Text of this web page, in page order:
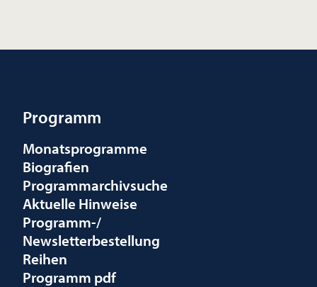
Programm
Monatsprogramme
Biografien
Programmarchivsuche
Aktuelle Hinweise
Programm-/
Newsletterbestellung
Reihen
Programm pdf